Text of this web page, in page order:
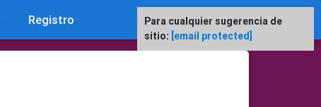
Registro
Para cualquier sugerencia de
sitio: [email protected]